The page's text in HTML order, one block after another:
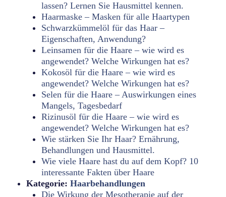
lassen? Lernen Sie Hausmittel kennen.
Haarmaske – Masken für alle Haartypen
Schwarzkümmelöl für das Haar –
Eigenschaften, Anwendung?
Leinsamen für die Haare – wie wird es
angewendet? Welche Wirkungen hat es?
Kokosöl für die Haare – wie wird es
angewendet? Welche Wirkungen hat es?
Selen für die Haare – Auswirkungen eines
Mangels, Tagesbedarf
Rizinusöl für die Haare – wie wird es
angewendet? Welche Wirkungen hat es?
Wie stärken Sie Ihr Haar? Ernährung,
Behandlungen und Hausmittel.
Wie viele Haare hast du auf dem Kopf? 10
interessante Fakten über Haare
Kategorie:Haarbehandlungen
Die Wirkung der Mesotherapie auf der